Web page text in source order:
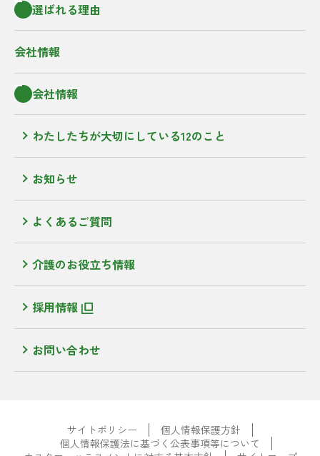
選ばれる理由
会社情報
会社情報
わたしたちが大切にしている12のこと
お知らせ
よくあるご質問
介護のお役立ち情報
採用情報
お問い合わせ
サイトポリシー
個人情報保護方針
個人情報保護法に基づく公表事項等について